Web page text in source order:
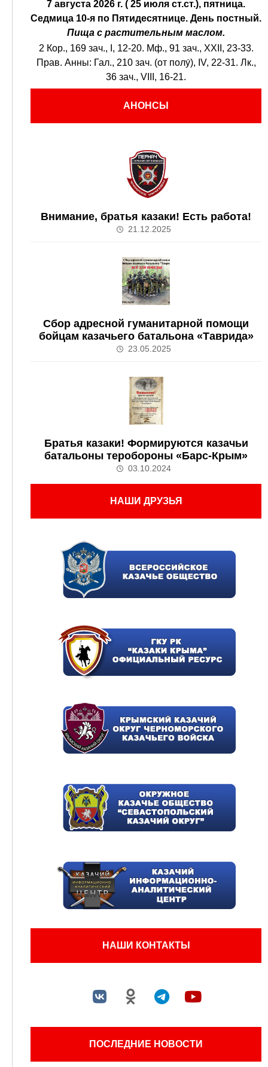
7 августа 2026 г. ( 25 июля ст.ст.), пятница.
Седмица 10-я по Пятидесятнице. День постный.
Пища с растительным маслом.
2 Кор., 169 зач., I, 12-20. Мф., 91 зач., XXII, 23-33.
Прав. Анны: Гал., 210 зач. (от полу́), IV, 22-31. Лк.,
36 зач., VIII, 16-21.
АНОНСЫ
Внимание, братья казаки! Есть работа!
21.12.2025
Сбор адресной гуманитарной помощи
бойцам казачьего батальона «Таврида»
23.05.2025
Братья казаки! Формируются казачьи
батальоны теробороны «Барс-Крым»
03.10.2024
НАШИ ДРУЗЬЯ
НАШИ КОНТАКТЫ
ПОСЛЕДНИЕ НОВОСТИ